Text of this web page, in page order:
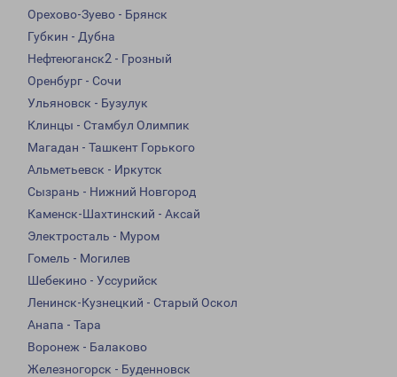
Орехово-Зуево - Брянск
Губкин - Дубна
Нефтеюганск2 - Грозный
Оренбург - Сочи
Ульяновск - Бузулук
Клинцы - Стамбул Олимпик
Магадан - Ташкент Горького
Альметьевск - Иркутск
Сызрань - Нижний Новгород
Каменск-Шахтинский - Аксай
Электросталь - Муром
Гомель - Могилев
Шебекино - Уссурийск
Ленинск-Кузнецкий - Старый Оскол
Анапа - Тара
Воронеж - Балаково
Железногорск - Буденновск